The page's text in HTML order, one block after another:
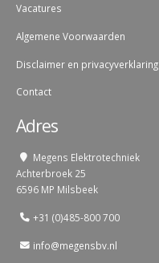
Vacatures
Algemene Voorwaarden
Disclaimer en privacyverklaring
Contact
Adres
Megens Elektrotechniek
Achterbroek 25
6596 MP Milsbeek
+31 (0)485-800 700
info@megensbv.nl